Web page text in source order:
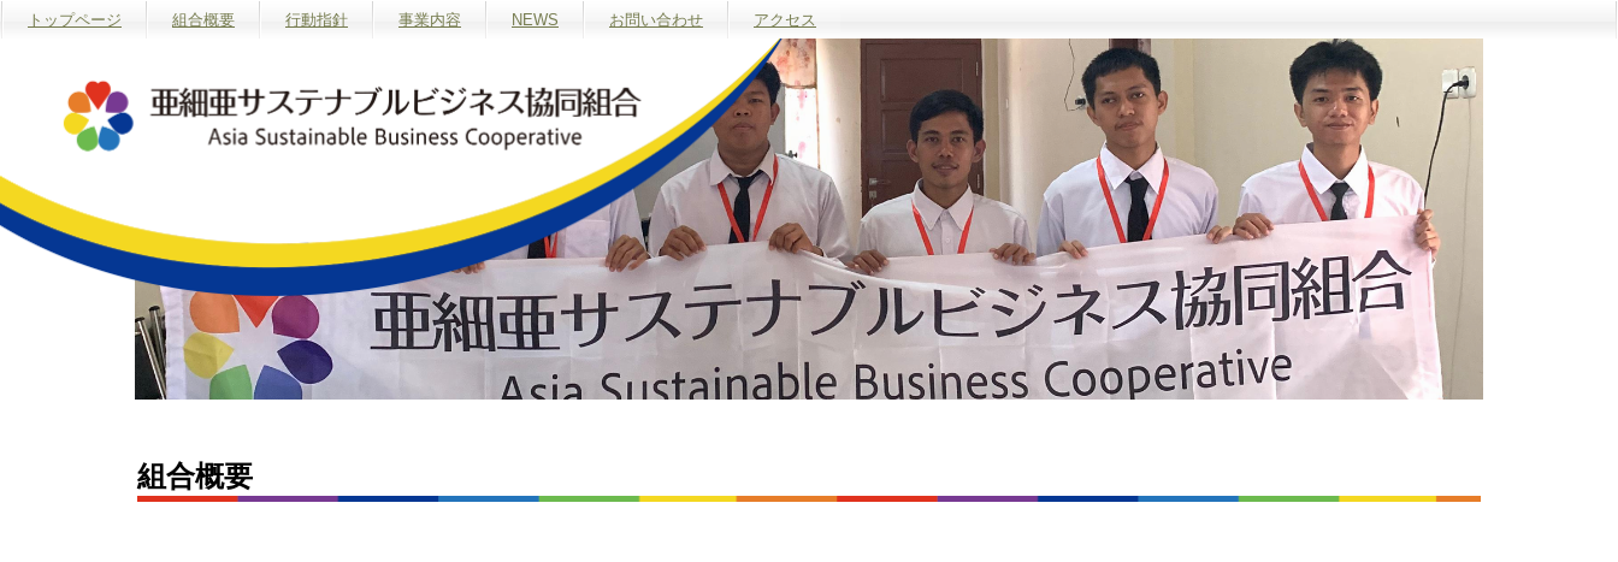
トップページ 組合概要 行動指針 事業内容 NEWS お問い合わせ アクセス
組合概要